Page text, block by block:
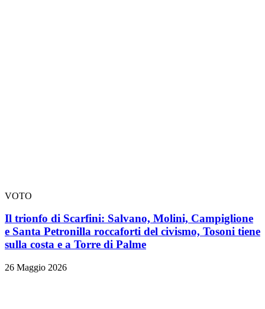
VOTO
Il trionfo di Scarfini: Salvano, Molini, Campiglione
e Santa Petronilla roccaforti del civismo, Tosoni tiene
sulla costa e a Torre di Palme
26 Maggio 2026